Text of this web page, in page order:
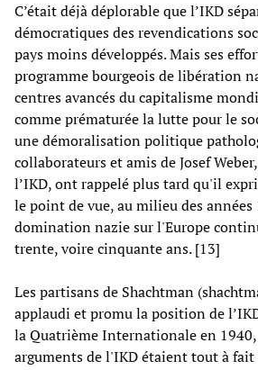
C’était déjà déplorable que l’IKD
démocratiques des revendications
pays moins développés. Mais ses
programme bourgeois de libération
centres avancés du capitalisme
comme prématurée la lutte pour le
une démoralisation politique
collaborateurs et amis de Josef
l’IKD, ont rappelé plus tard qu'il
le point de vue, au milieu des années
domination nazie sur l'Europe
trente, voire cinquante ans. [13]
Les partisans de Shachtman
applaudi et promu la position de
la Quatrième Internationale en
arguments de l'IKD étaient tout à fait